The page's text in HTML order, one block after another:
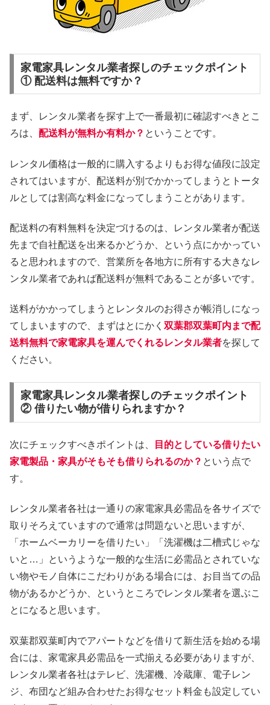
家電家具レンタル業者探しのチェックポイント
① 配送料は無料ですか？
まず、レンタル業者を探す上で一番最初に確認すべきとこ
ろは、 配送料が無料か有料か？ ということです。
レンタル価格は一般的に購入するよりもお得な値段に設定
されてはいますが、配送料が別でかかってしまうとトータ
ルとしては割高な料金になってしまうことがあります。
配送料の有料無料を決定づけるのは、レンタル業者が配送
先まで自社配送を出来るかどうか、という点にかかってい
ると思われますので、営業所を各地方に所有する大きなレ
ンタル業者であれば配送料が無料であることが多いです。
送料がかかってしまうとレンタルのお得さが帳消しになっ
てしまいますので、まずはとにかく 双葉郡双葉町内まで配
送料無料で家電家具を運んでくれるレンタル業者を探して
ください。
家電家具レンタル業者探しのチェックポイント
② 借りたい物が借りられますか？
次にチェックすべきポイントは、
目的としている借りたい
家電製品・家具がそもそも借りられるのか？ という点で
す。
レンタル業者各社は一通りの家電家具必需品を各サイズで
取りそろえていますので通常は問題ないと思いますが、
「ホームベーカリーを借りたい」「洗濯機は二槽式じゃな
いと…」というような一般的な生活に必需品とされていな
い物やモノ自体にこだわりがある場合には、お目当ての品
物があるかどうか、というところでレンタル業者を選ぶこ
とになると思います。
双葉郡双葉町内でアパートなどを借りて新生活を始める場
合には、家電家具必需品を一式揃える必要がありますが、
レンタル業者各社はテレビ、洗濯機、冷蔵庫、電子レン
ジ、布団など組み合わせたお得なセット料金も設定してい